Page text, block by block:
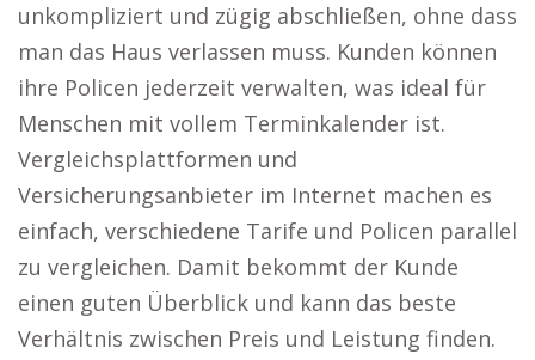
unkompliziert und zügig abschließen, ohne dass
man das Haus verlassen muss. Kunden können
ihre Policen jederzeit verwalten, was ideal für
Menschen mit vollem Terminkalender ist.
Vergleichsplattformen und
Versicherungsanbieter im Internet machen es
einfach, verschiedene Tarife und Policen parallel
zu vergleichen. Damit bekommt der Kunde
einen guten Überblick und kann das beste
Verhältnis zwischen Preis und Leistung finden.